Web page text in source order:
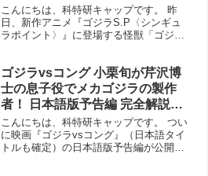
クアティリス、アンギラス、マ
ンダ どれもでかい！
こんにちは、科特研キャップです。 昨
日、新作アニメ『ゴジラS.P〈シンギュ
ラポイント〉』に登場する怪獣「ゴジラ
Amazonにも掲載されていました。 ゴジ
ラアクアティリス ...
ゴジラvsコング 小栗旬が芹沢博
士の息子役でメカゴジラの製作
者！ 日本語版予告編 完全解説
【5月14日(金)公開】- ゴジラ対コ
ングの怪獣プロレスが満喫でき
るこれは超大作だ！
こんにちは、科特研キャップです。 つい
に映画『ゴジラvsコング』（日本語タイ
トルも確定）の日本語版予告編が公開さ